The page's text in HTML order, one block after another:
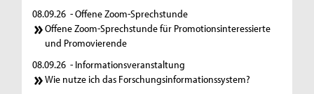
08.09.26 - Offene Zoom-Sprechstunde
Offene Zoom-Sprechstunde für Promotionsinteressierte
und Promovierende
08.09.26 - Informationsveranstaltung
Wie nutze ich das Forschungsinformationssystem?